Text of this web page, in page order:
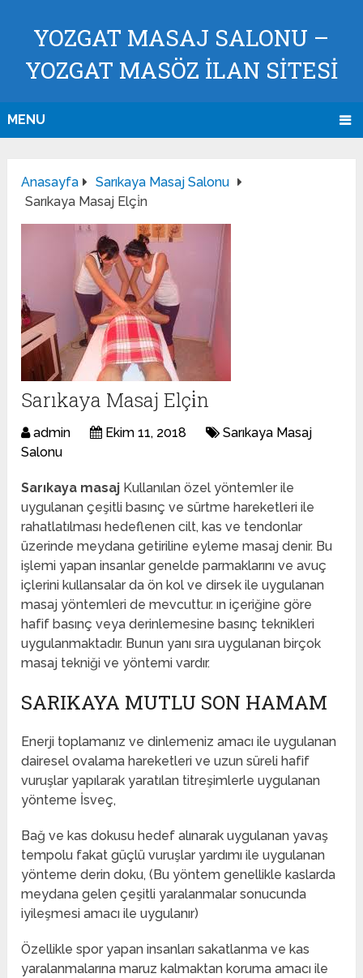
YOZGAT MASAJ SALONU –
YOZGAT MASÖZ İLAN SİTESİ
MENU
Anasayfa
Sarıkaya Masaj Salonu
Sarıkaya Masaj Elçi̇n
Sarıkaya Masaj Elçi̇n
admin Ekim 11, 2018
Sarıkaya Masaj
Salonu
Sarıkaya masaj Kullanılan özel yöntemler ile
uygulanan çeşitli basınç ve sürtme hareketleri ile
rahatlatılması hedeflenen cilt, kas ve tendonlar
üzerinde meydana getiriline eyleme masaj denir. Bu
işlemi yapan insanlar genelde parmaklarını ve avuç
içlerini kullansalar da ön kol ve dirsek ile uygulanan
masaj yöntemleri de mevcuttur. ın içeriğine göre
hafif basınç veya derinlemesine basınç teknikleri
uygulanmaktadır. Bunun yanı sıra uygulanan birçok
masaj tekniği ve yöntemi vardır.
SARIKAYA MUTLU SON HAMAM
Enerji toplamanız ve dinlemeniz amacı ile uygulanan
dairesel ovalama hareketleri ve uzun süreli hafif
vuruşlar yapılarak yaratılan titreşimlerle uygulanan
yönteme İsveç,
Bağ ve kas dokusu hedef alınarak uygulanan yavaş
tempolu fakat güçlü vuruşlar yardımı ile uygulanan
yönteme derin doku, (Bu yöntem genellikle kaslarda
meydana gelen çeşitli yaralanmalar sonucunda
iyileşmesi amacı ile uygulanır)
Özellikle spor yapan insanları sakatlanma ve kas
yaralanmalarına maruz kalmaktan koruma amacı ile